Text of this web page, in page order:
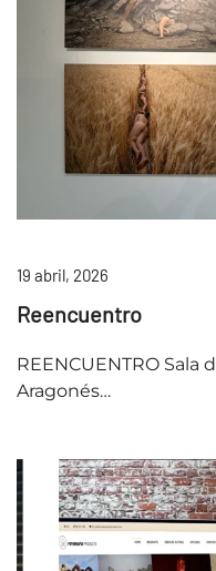
19 abril, 2026
Reencuentro
REENCUENTRO
Aragonés…